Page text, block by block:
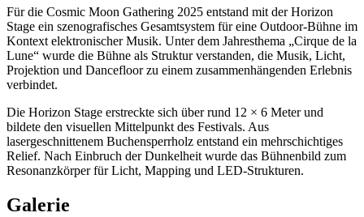
Für die Cosmic Moon Gathering 2025 entstand mit der Horizon
Stage ein szenografisches Gesamtsystem für eine Outdoor-Bühne im
Kontext elektronischer Musik. Unter dem Jahresthema „Cirque de la
Lune“ wurde die Bühne als Struktur verstanden, die Musik, Licht,
Projektion und Dancefloor zu einem zusammenhängenden Erlebnis
verbindet.
Die Horizon Stage erstreckte sich über rund 12 × 6 Meter und
bildete den visuellen Mittelpunkt des Festivals. Aus
lasergeschnittenem Buchensperrholz entstand ein mehrschichtiges
Relief. Nach Einbruch der Dunkelheit wurde das Bühnenbild zum
Resonanzkörper für Licht, Mapping und LED-Strukturen.
Galerie